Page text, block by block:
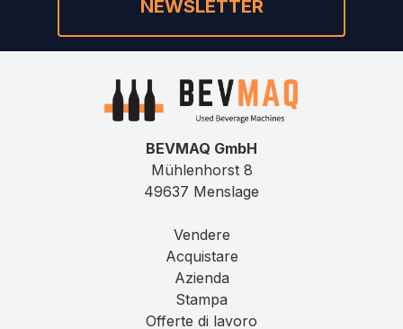
NEWSLETTER
BEVMAQ GmbH
Mühlenhorst 8
49637 Menslage
Vendere
Acquistare
Azienda
Stampa
Offerte di lavoro